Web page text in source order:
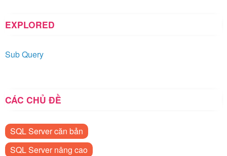
EXPLORED
Sub Query
CÁC CHỦ ĐỀ
SQL Server căn bản
SQL Server nâng cao